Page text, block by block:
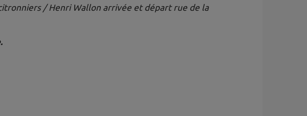
/ Henri Wallon arrivée et départ rue de la